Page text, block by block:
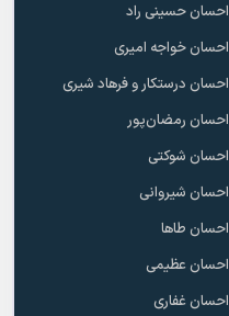
احسان حسینی راد
احسان خواجه امیری
احسان درستکار و فرهاد شیرى
احسان رمضان‌پور
احسان شوکتی
احسان شیروانی
احسان طاها
احسان عظیمی
احسان غفاری